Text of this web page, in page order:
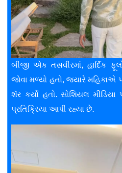
બીજી એક તસવીરમાં, હાર્દિક
જોવા મળ્યો હતો, જ્યારે મહિકાએ
શૅર કર્યો હતો. સોશિયલ
પ્રતિક્રિયા આપી રહ્યા છે.